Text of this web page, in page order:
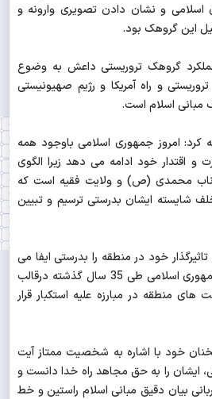
اسلامی و نشان دادن تصویری وارونه و
این گروهک بود.
گروهک تروریستی داعش به وضوع
و راه آمریکا و رژیم صهیونیستی
مبانی اسلام است.
کرد: امروز جمهوری اسلامی باوجود همه
و اقتدار خود ادامه می دهد زیرا الگوی
ناب محمدی (ص) و ولایت فقیه است که
شایسته ایشان بدرستی ترسیم و تبیین
خود در منطقه را بدرستی ایفا می
کند، پیشنهاد کرد: تجارب جمهوری اسلامی طی 35 سال گذشته درقالب
های منطقه در مبارزه علیه استکبار قرار
خود با اشاره به شخصیت ممتاز آیت
ایشان را به حق مجاهد راه خدا دانست و
بیان دقیق مبانی اسلام راستین و خط